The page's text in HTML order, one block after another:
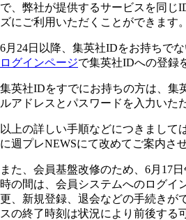
で、弊社が提供するサービスを同じ
ズにご利用いただくことができます。
6月24日以降、集英社IDをお持ちでな
ログインページで集英社IDへの登録
集英社IDをすでにお持ちの方は、集
ルアドレスとパスワードを入力いた
以上の詳しい手順などにつきまして
に週プレNEWSにて改めてご案内さ
また、会員基盤改修のため、6月17
時の間は、会員システムへのログイ
更、新規登録、退会などの手続きが
スの終了時刻は状況により前後する